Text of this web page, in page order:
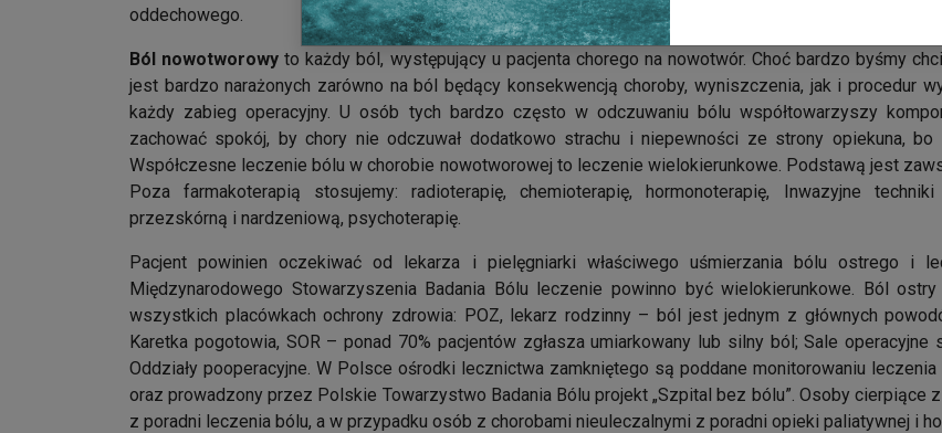
oddechowego.
Ból nowotworowy to każdy ból, występujący u pacjenta chorego na nowotwór. Choć bardzo byśmy
jest bardzo narażonych zarówno na ból będący konsekwencją choroby, wyniszczenia, jak i procedur
każdy zabieg operacyjny. U osób tych bardzo często w odczuwaniu bólu współtowarzyszy
zachować spokój, by chory nie odczuwał dodatkowo strachu i niepewności ze strony opiekuna,
Współczesne leczenie bólu w chorobie nowotworowej to leczenie wielokierunkowe. Podstawą jest
Poza farmakoterapią stosujemy: radioterapię, chemioterapię, hormonoterapię, Inwazyjne
przezskórną i nardzeniową, psychoterapię.
Pacjent powinien oczekiwać od lekarza i pielęgniarki właściwego uśmierzania bólu ostrego i
Międzynarodowego Stowarzyszenia Badania Bólu leczenie powinno być wielokierunkowe. Ból
wszystkich placówkach ochrony zdrowia: POZ, lekarz rodzinny – ból jest jednym z głównych
Karetka pogotowia, SOR – ponad 70% pacjentów zgłasza umiarkowany lub silny ból; Sale
Oddziały pooperacyjne. W Polsce ośrodki lecznictwa zamkniętego są poddane monitorowaniu
oraz prowadzony przez Polskie Towarzystwo Badania Bólu projekt „Szpital bez bólu”. Osoby cierpiące
z poradni leczenia bólu, a w przypadku osób z chorobami nieuleczalnymi z poradni opieki paliatywnej i